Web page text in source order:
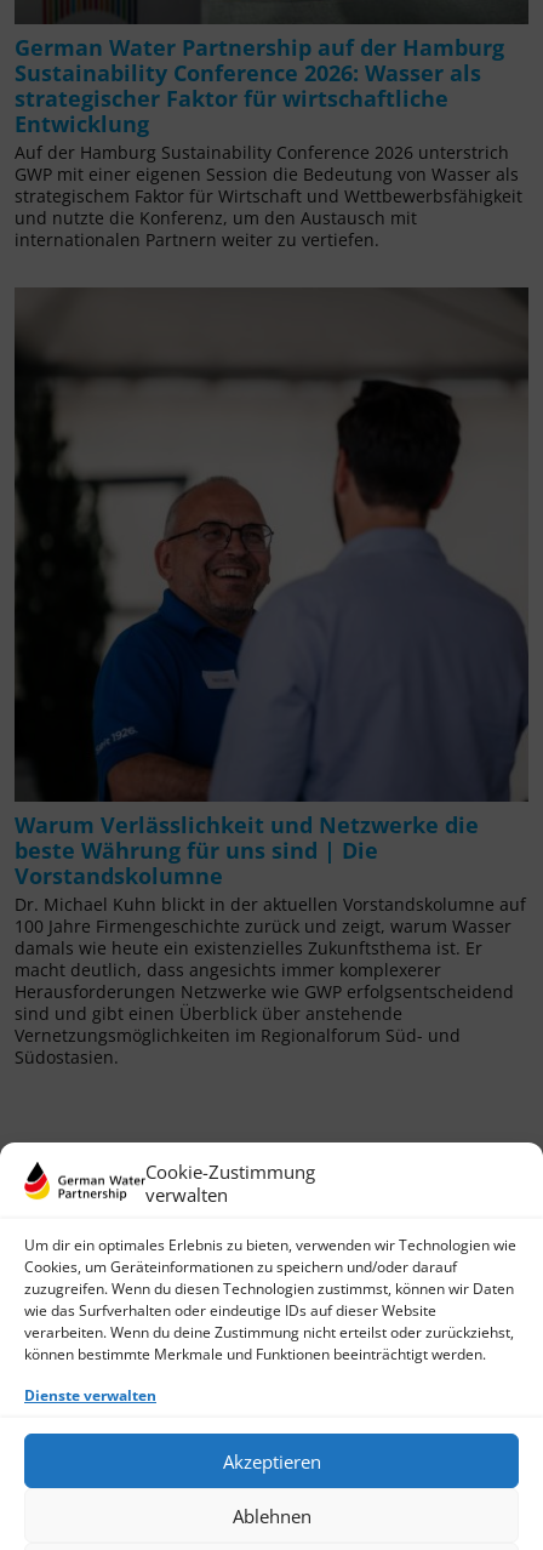
Cookie-Zustimmung
verwalten
Um dir ein optimales Erlebnis zu bieten, verwenden wir Technologien wie
Cookies, um Geräteinformationen zu speichern und/oder darauf
zuzugreifen. Wenn du diesen Technologien zustimmst, können wir Daten
wie das Surfverhalten oder eindeutige IDs auf dieser Website
verarbeiten. Wenn du deine Zustimmung nicht erteilst oder zurückziehst,
können bestimmte Merkmale und Funktionen beeinträchtigt werden.
Dienste verwalten
Akzeptieren
Ablehnen
German Water Partnership auf der Hamburg
Sustainability Conference 2026: Wasser als
strategischer Faktor für wirtschaftliche
Entwicklung
Auf der Hamburg Sustainability Conference 2026 unterstrich
GWP mit einer eigenen Session die Bedeutung von Wasser als
strategischem Faktor für Wirtschaft und Wettbewerbsfähigkeit
und nutzte die Konferenz, um den Austausch mit
internationalen Partnern weiter zu vertiefen.
Warum Verlässlichkeit und Netzwerke die
beste Währung für uns sind | Die
Vorstandskolumne
Dr. Michael Kuhn blickt in der aktuellen Vorstandskolumne auf
100 Jahre Firmengeschichte zurück und zeigt, warum Wasser
damals wie heute ein existenzielles Zukunftsthema ist. Er
macht deutlich, dass angesichts immer komplexerer
Herausforderungen Netzwerke wie GWP erfolgsentscheidend
sind und gibt einen Überblick über anstehende
Vernetzungsmöglichkeiten im Regionalforum Süd- und
Südostasien.
German Water Partnership e.V.
Invalidenstraße 91
D-10115 Berlin
Login
Impressum